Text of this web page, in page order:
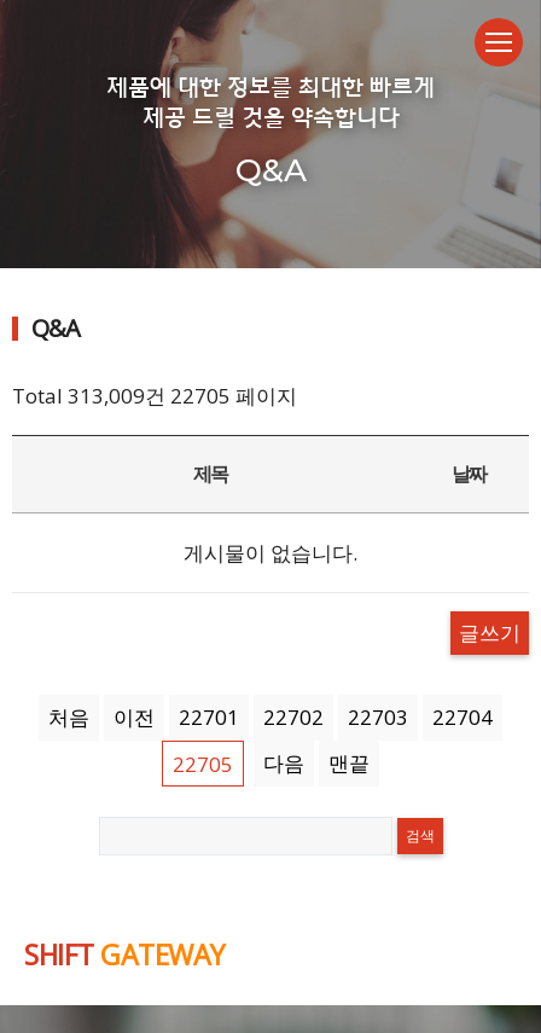
제품에 대한 정보를 최대한 빠르게
제공 드릴 것을 약속합니다
Q&A
Q&A
Total 313,009건 22705 페이지
제목 날짜
게시물이 없습니다.
글쓰기
처음 이전 22701 22702 22703
22704
22705
다음 맨끝
SHIFTGATEWAY